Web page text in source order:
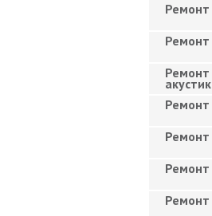
Ремонт
Ремонт
Ремонт
Ремонт
Ремонт
Ремонт